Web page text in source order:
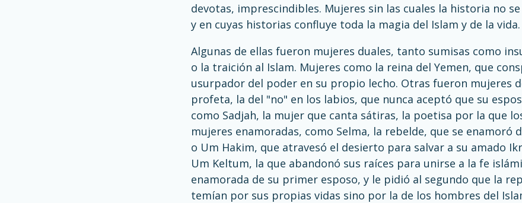
devotas, imprescindibles. Mujeres sin las cuales la historia no
y en cuyas historias confluye toda la magia del Islam y de la vida.
Algunas de ellas fueron mujeres duales, tanto sumisas como
o la traición al Islam. Mujeres como la reina del Yemen, que
usurpador del poder en su propio lecho. Otras fueron mujeres
profeta, la del "no" en los labios, que nunca aceptó que su
como Sadjah, la mujer que canta sátiras, la poetisa por la que
mujeres enamoradas, como Selma, la rebelde, que se enamoró
o Um Hakim, que atravesó el desierto para salvar a su amado
Um Keltum, la que abandonó sus raíces para unirse a la fe
enamorada de su primer esposo, y le pidió al segundo que la
temían por sus propias vidas sino por la de los hombres del